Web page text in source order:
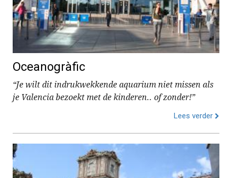
Oceanogràfic
“Je wilt dit indrukwekkende aquarium niet missen als
je Valencia bezoekt met de kinderen.. of zonder!”
Lees verder